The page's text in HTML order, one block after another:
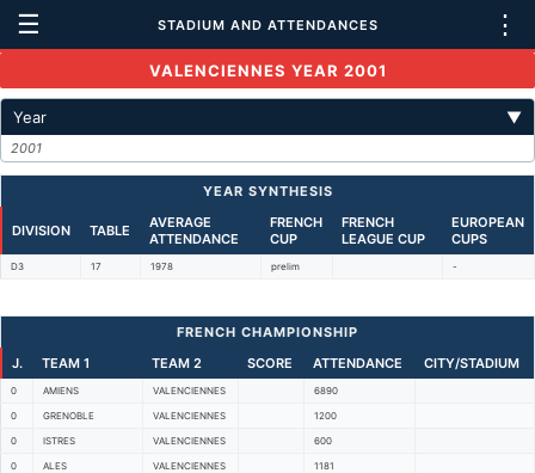
☰ STADIUM AND ATTENDANCES ⋮
VALENCIENNES YEAR 2001
Year ▼
2001
YEAR SYNTHESIS
DIVISION TABLE
AVERAGE
ATTENDANCE
FRENCH
CUP
FRENCH
LEAGUE CUP
EUROPEAN
CUPS
D3 17 1978 prelim -
FRENCH CHAMPIONSHIP
J.
TEAM 1 TEAM 2 SCORE ATTENDANCE CITY/STADIUM
0 AMIENS VALENCIENNES 6890
0 GRENOBLE VALENCIENNES 1200
0 ISTRES VALENCIENNES 600
0 ALES VALENCIENNES 1181